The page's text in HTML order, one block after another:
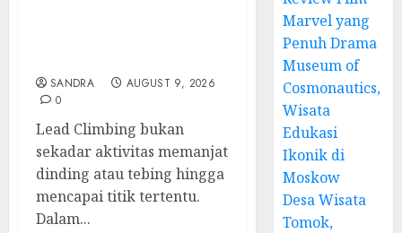
SANDRA
AUGUST 9, 2026
0
Lead Climbing bukan
sekadar aktivitas memanjat
dinding atau tebing hingga
mencapai titik tertentu.
Dalam...
Marvel yang
Penuh Drama
Museum of
Cosmonautics,
Wisata
Edukasi
Ikonik di
Moskow
Desa Wisata
Tomok,